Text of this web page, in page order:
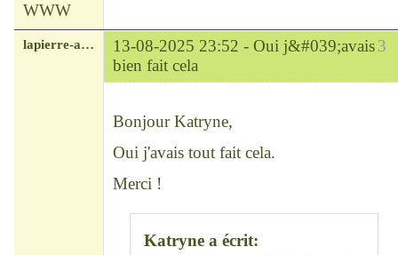
WWW
3
lapierre-amerique 13-08-2025 23:52 - Oui j&#039;avais
bien fait cela
Bonjour Katryne,
Oui j'avais tout fait cela.
Merci !
Katryne a écrit: